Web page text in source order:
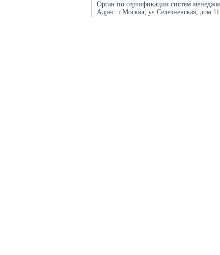
Орган по сертификации систем
Адрес: г.Москва, ул.Селезневская, дом